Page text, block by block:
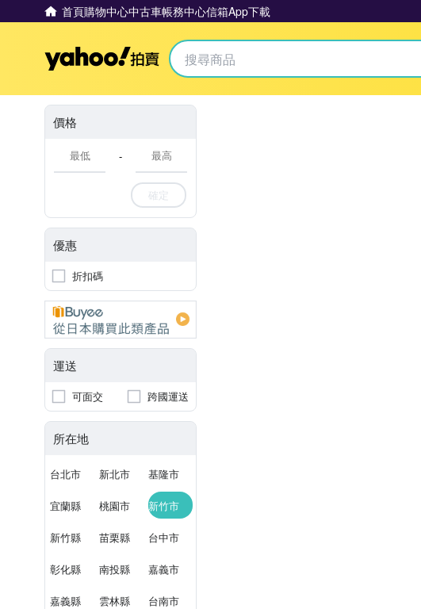
首頁購物中心中古車帳務中心信箱App下載
Yahoo拍賣
價格
-
確定
優惠
折扣碼
運送
可面交 跨國運送
所在地
台北市 新北市 基隆市
宜蘭縣 桃園市 新竹市
新竹縣 苗栗縣 台中市
彰化縣 南投縣 嘉義市
嘉義縣 雲林縣 台南市